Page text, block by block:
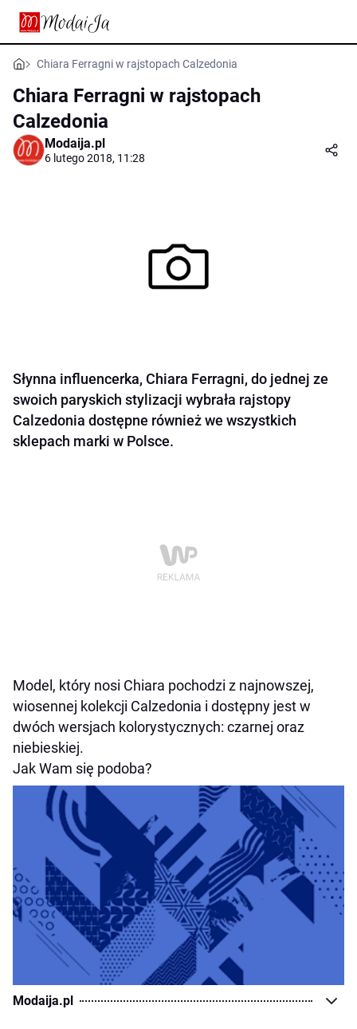
Chiara Ferragni w rajstopach Calzedonia
Chiara Ferragni w rajstopach
Calzedonia
Modaija.pl
6 lutego 2018, 11:28
Słynna influencerka, Chiara Ferragni, do jednej ze
swoich paryskich stylizacji wybrała rajstopy
Calzedonia dostępne również we wszystkich
sklepach marki w Polsce.
Model, który nosi Chiara pochodzi z najnowszej,
wiosennej kolekcji Calzedonia i dostępny jest w
dwóch wersjach kolorystycznych: czarnej oraz
niebieskiej.
Jak Wam się podoba?
Modaija.pl